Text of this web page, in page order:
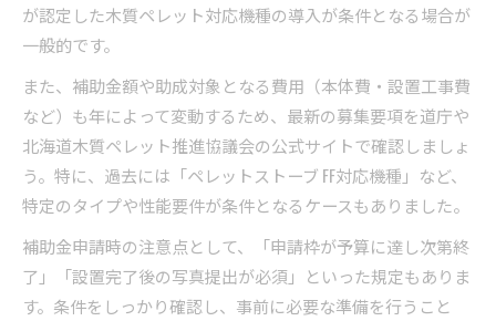
が認定した木質ペレット対応機種の導入が条件となる場合が
一般的です。
また、補助金額や助成対象となる費用（本体費・設置工事費
など）も年によって変動するため、最新の募集要項を道庁や
北海道木質ペレット推進協議会の公式サイトで確認しましょ
う。特に、過去には「ペレットストーブ FF対応機種」など、
特定のタイプや性能要件が条件となるケースもありました。
補助金申請時の注意点として、「申請枠が予算に達し次第終
了」「設置完了後の写真提出が必須」といった規定もありま
す。条件をしっかり確認し、事前に必要な準備を行うこと